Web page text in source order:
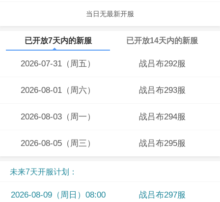
当日无最新开服
已开放7天内的新服 已开放14天内的新服
2026-07-31（周五） 战吕布292服
2026-08-01（周六） 战吕布293服
2026-08-03（周一） 战吕布294服
2026-08-05（周三） 战吕布295服
未来7天开服计划：
2026-08-09（周日）08:00 战吕布297服